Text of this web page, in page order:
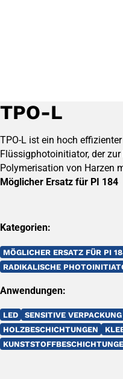
TPO-L
TPO-L ist ein hoch
Flüssigphotoinitiator, der
Polymerisation von Harzen
Möglicher Ersatz für PI 184
Kategorien:
MÖGLICHER ERSATZ FÜR PI
RADIKALISCHE
Anwendungen:
LED SENSITIVE VERPACKUNG
HOLZBESCHICHTUNGEN